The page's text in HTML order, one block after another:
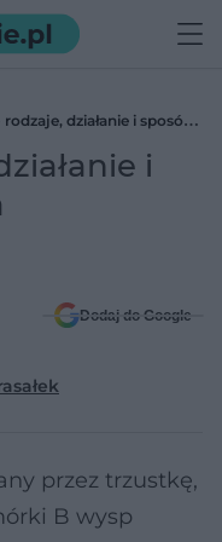
działanie i sposób
i
Dodaj do Google
przez trzustkę,
B wysp